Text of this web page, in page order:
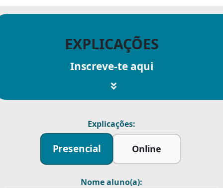
EXPLICAÇÕES
Inscreve-te aqui
Explicações:
Presencial Online
Nome aluno(a):